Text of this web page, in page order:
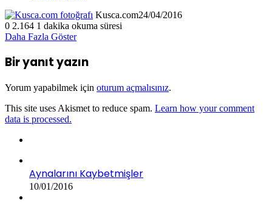
Kusca.com24/04/2016
0 2.164 1 dakika okuma süresi
Daha Fazla Göster
Bir yanıt yazın
Yorum yapabilmek için oturum açmalısınız.
This site uses Akismet to reduce spam. Learn how your comment
data is processed.
Aynalarını Kaybetmişler
10/01/2016